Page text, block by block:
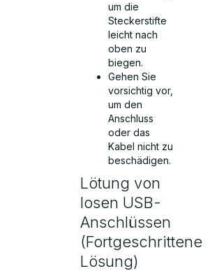
um die
Steckerstifte
leicht nach
oben zu
biegen.
Gehen Sie
vorsichtig vor,
um den
Anschluss
oder das
Kabel nicht zu
beschädigen.
Lötung von
losen USB-
Anschlüssen
(Fortgeschrittene
Lösung)